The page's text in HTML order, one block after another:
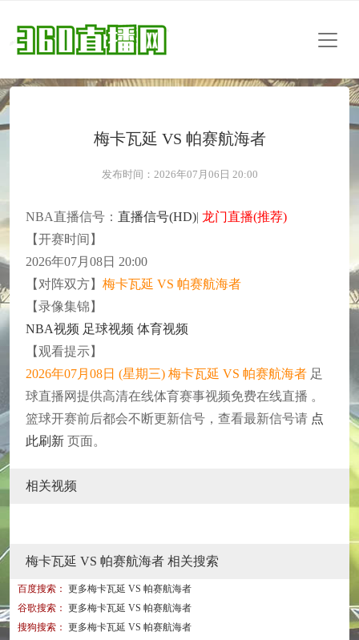
梅卡瓦延 VS 帕赛航海者
发布时间：2026年07月06日 20:00
NBA直播信号： 直播信号(HD)| 龙门直播(推荐)
【开赛时间】
2026年07月08日 20:00
【对阵双方】 梅卡瓦延 VS 帕赛航海者
【录像集锦】
NBA视频 足球视频 体育视频
【观看提示】
2026年07月08日 (星期三) 梅卡瓦延 VS 帕赛航海者 足
球直播网提供高清在线体育赛事视频免费在线直播 。
篮球开赛前后都会不断更新信号，查看最新信号请 点
此刷新 页面。
相关视频
梅卡瓦延 VS 帕赛航海者 相关搜索
百度搜索： 更多梅卡瓦延 VS 帕赛航海者
谷歌搜索： 更多梅卡瓦延 VS 帕赛航海者
搜狗搜索： 更多梅卡瓦延 VS 帕赛航海者